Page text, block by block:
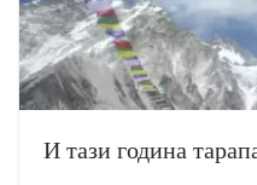
И тази година